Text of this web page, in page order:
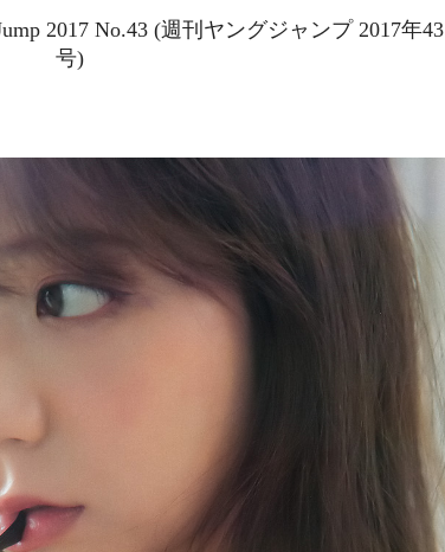
2017 No.43 (週刊ヤングジャンプ 2017年43
号)